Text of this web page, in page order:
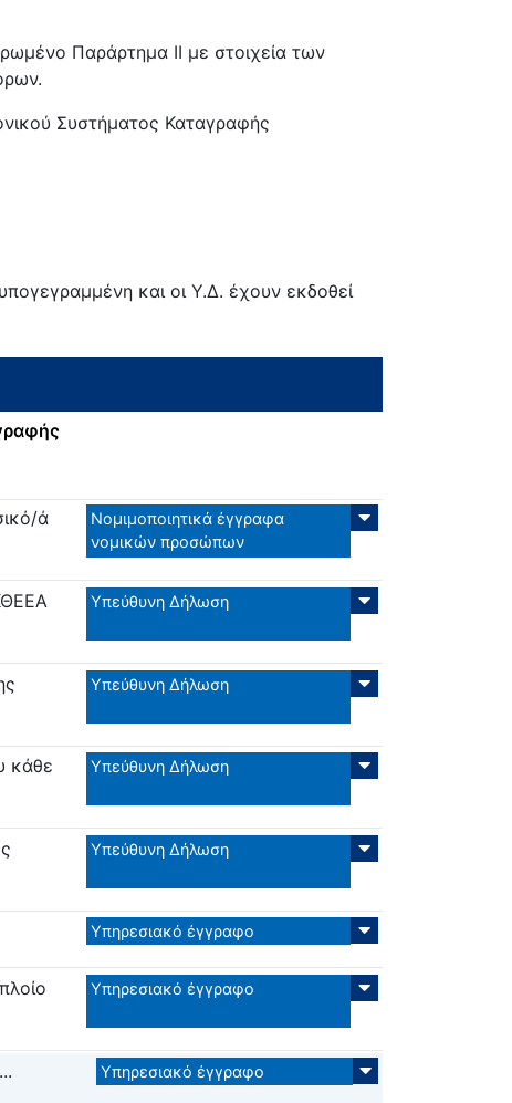
Παράρτημα ΙΙ με στοιχεία των
Συστήματος Καταγραφής
και οι Υ.Δ. έχουν εκδoθεί
ά
Νομιμοποιητικά έγγραφα
νομικών προσώπων
Υπεύθυνη Δήλωση
Υπεύθυνη Δήλωση
κάθε
Υπεύθυνη Δήλωση
Υπεύθυνη Δήλωση
Υπηρεσιακό έγγραφο
Υπηρεσιακό έγγραφο
Υπηρεσιακό έγγραφο